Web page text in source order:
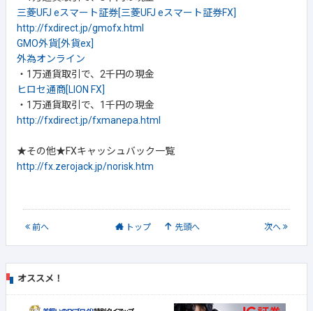
三菱UFJ eスマート証券[三菱UFJ eスマート証券FX]
http://fxdirect.jp/gmofx.html
GMO外貨[外貨ex]
外為オンライン
・1万通貨取引で、2千円の現金
ヒロセ通商[LION FX]
・1万通貨取引で、1千円の現金
http://fxdirect.jp/fxmanepa.html
★その他★FXキャッシュバック一覧
http://fx.zerojack.jp/norisk.htm
前へ トップ 先頭へ 次へ
オススメ！